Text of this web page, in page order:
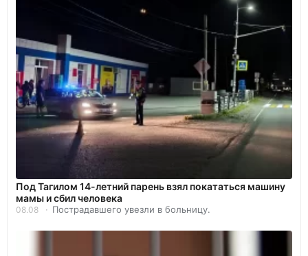
Под Тагилом 14-летний парень взял покататься машину
мамы и сбил человека
08.08 Пострадавшего увезли в больницу.